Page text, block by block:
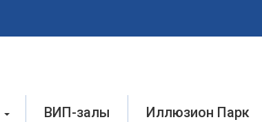
ВИП-залы Иллюзион Парк